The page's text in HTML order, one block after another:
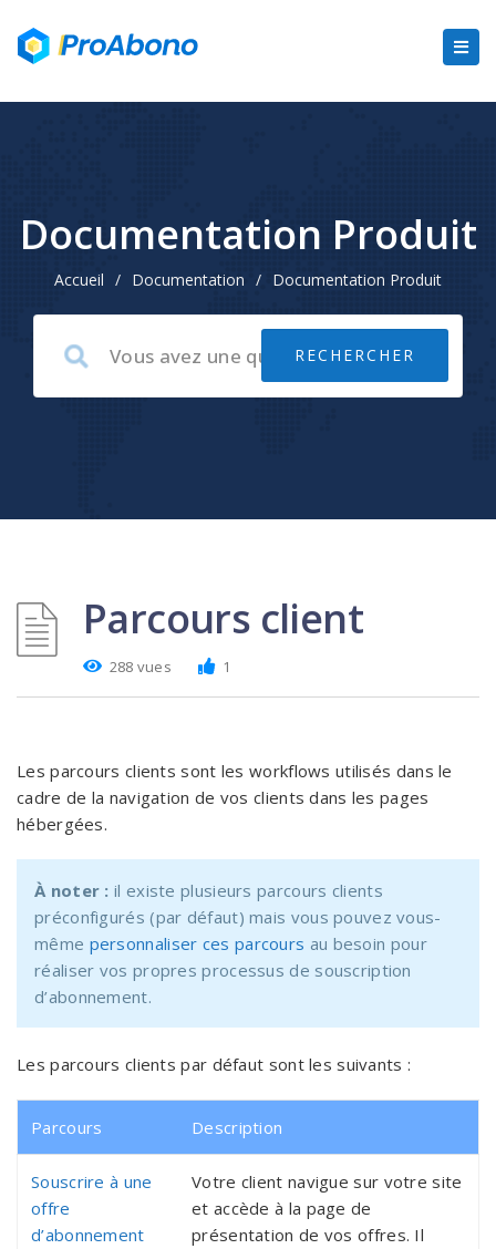
Documentation Produit
Accueil / Documentation / Documentation Produit
Parcours client
288 vues 1
Les parcours clients sont les workflows utilisés dans le
cadre de la navigation de vos clients dans les pages
hébergées.
À noter : il existe plusieurs parcours clients
préconfigurés (par défaut) mais vous pouvez vous-
même personnaliser ces parcours au besoin pour
réaliser vos propres processus de souscription
d’abonnement.
Les parcours clients par défaut sont les suivants :
Parcours Description
Souscrire à une
offre
d’abonnement
Votre client navigue sur votre site
et accède à la page de
présentation de vos offres. Il